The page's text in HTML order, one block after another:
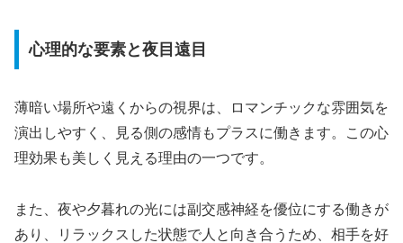
心理的な要素と夜目遠目
薄暗い場所や遠くからの視界は、ロマンチックな雰囲気を
演出しやすく、見る側の感情もプラスに働きます。この心
理効果も美しく見える理由の一つです。
また、夜や夕暮れの光には副交感神経を優位にする働きが
あり、リラックスした状態で人と向き合うため、相手を好